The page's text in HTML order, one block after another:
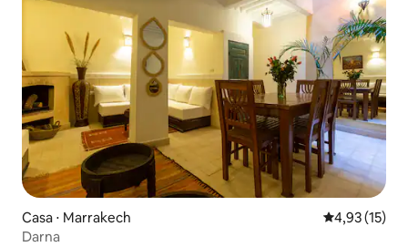
Casa ⋅ Marrakech 4,93 de uma
4,93 (15)
Darna